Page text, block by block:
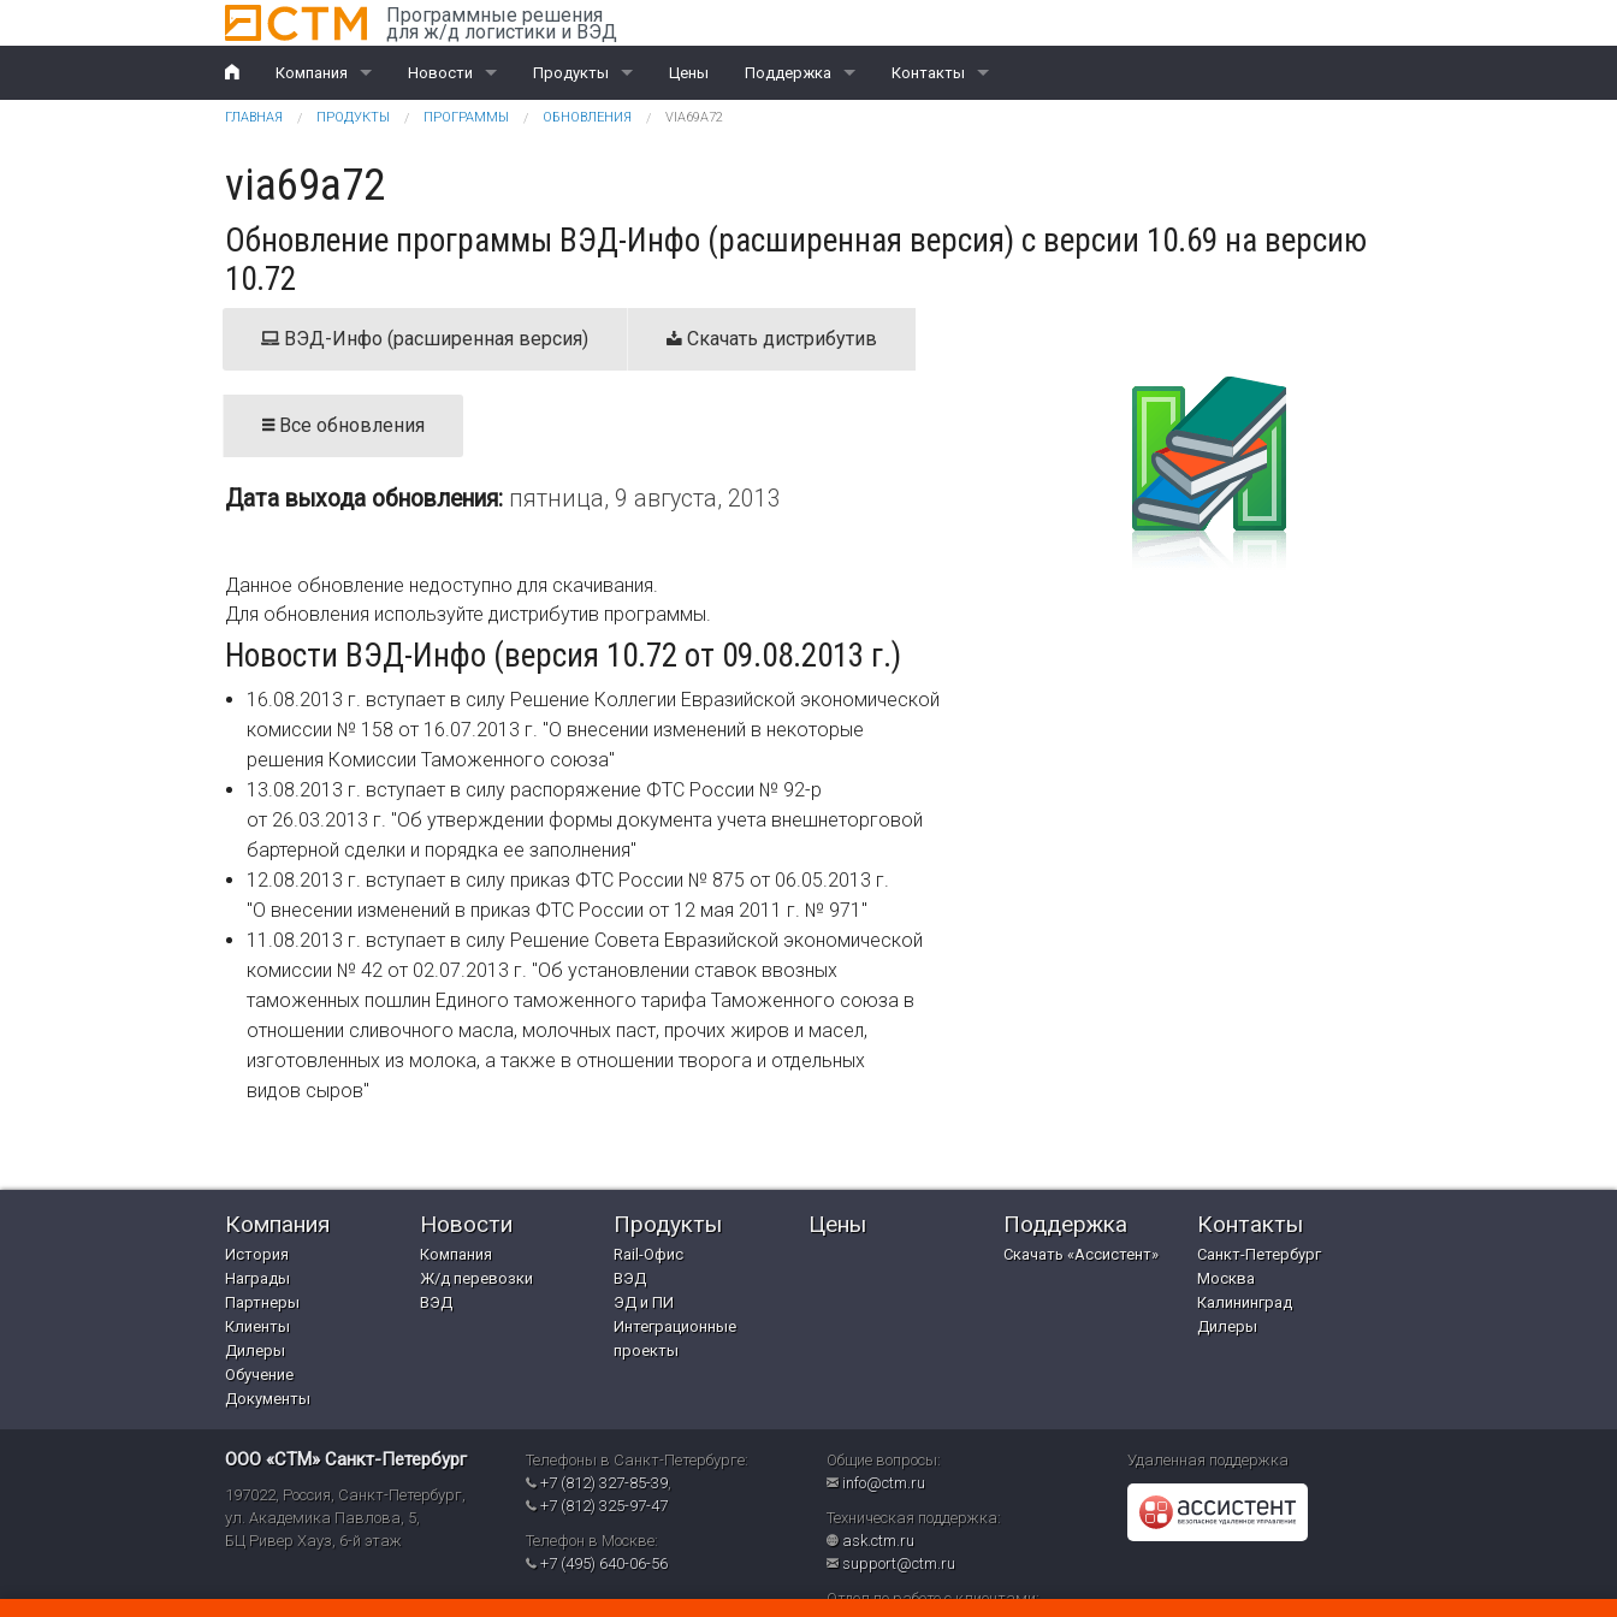
Перейти к основному содержанию Программные решения
для ж/д логистики и ВЭД
Компания
История
Награды
Партнеры
Клиенты
Дилеры
Обучение
Новости
Компания
ВЭД
Продукты
Rail-Офис
ЭД и ПИ
Цены Поддержка Контакты
Калининград
Вы здесь
ГЛАВНАЯ ПРОДУКТЫ ПРОГРАММЫ ОБНОВЛЕНИЯ VIA69A72
via69a72
Обновление программы ВЭД-Инфо (расширенная версия) с версии 10.69 на версию
10.72
ВЭД-Инфо (расширенная версия) Скачать дистрибутив
Все обновления
Дата выхода обновления: пятница, 9 августа, 2013
Данное обновление недоступно для скачивания.
Для обновления используйте дистрибутив программы.
Новости ВЭД-Инфо (версия 10.72 от 09.08.2013 г.)
16.08.2013 г. вступает в силу Решение Коллегии Евразийской экономической
комиссии № 158 от 16.07.2013 г. "О внесении изменений в некоторые
решения Комиссии Таможенного союза"
13.08.2013 г. вступает в силу распоряжение ФТС России № 92-р
от 26.03.2013 г. "Об утверждении формы документа учета внешнеторговой
бартерной сделки и порядка ее заполнения"
12.08.2013 г. вступает в силу приказ ФТС России № 875 от 06.05.2013 г.
"О внесении изменений в приказ ФТС России от 12 мая 2011 г. № 971"
11.08.2013 г. вступает в силу Решение Совета Евразийской экономической
комиссии № 42 от 02.07.2013 г. "Об установлении ставок ввозных
таможенных пошлин Единого таможенного тарифа Таможенного союза в
отношении сливочного масла, молочных паст, прочих жиров и масел,
изготовленных из молока, а также в отношении творога и отдельных
видов сыров"
Компания
История
Награды
Партнеры
Клиенты
Дилеры
Обучение
Документы
Новости
Компания
Ж/д перевозки
ВЭД
Продукты
Rail-Офис
ВЭД
ЭД и ПИ
Интеграционные
проекты
Цены Поддержка
Скачать «Ассистент»
Контакты
Санкт-Петербург
Москва
Калининград
Дилеры
ООО «СТМ» Санкт-Петербург
197022, Россия Санкт-Петербург
ул. Академика Павлова, 5,
БЦ Ривер Хауз 6-й этаж
Телефоны в Санкт-Петербурге:
+7 (812) 327-85-39,
+7 (812) 325-97-47
Телефон в Москве:
+7 (495) 640-06-56
Общие вопросы:
info@ctm.ru
Техническая поддержка:
ask.ctm.ru
support@ctm.ru
Отдел по работе с клиентами:
Удаленная поддержка